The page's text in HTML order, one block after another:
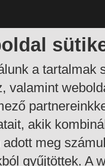
a tartalmak
valamint
akik
meg
gyűjtöttek. A